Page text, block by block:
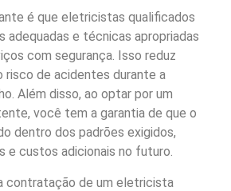
é que eletricistas qualificados
adequadas e técnicas apropriadas
com segurança. Isso reduz
risco de acidentes durante a
Além disso, ao optar por um
você tem a garantia de que o
dentro dos padrões exigidos,
e custos adicionais no futuro.
contratação de um eletricista